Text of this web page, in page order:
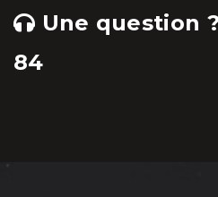
Une question
84